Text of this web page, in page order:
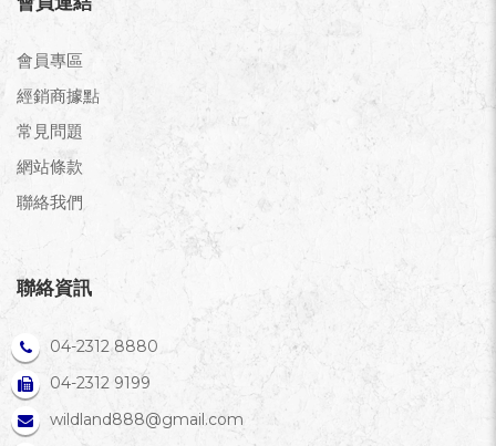
會員專區
經銷商據點
常見問題
網站條款
聯絡我們
聯絡資訊
04-2312 8880
04-2312 9199
wildland888@gmail.com